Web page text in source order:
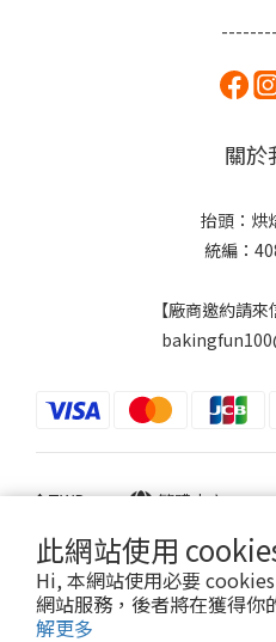
此網站使用
Hi, 本網站使用必要
網站服務，後者將在獲得你
解更多
關於
抬頭：烘
統編：
【廠商邀約請來
$TWD 繁體中文